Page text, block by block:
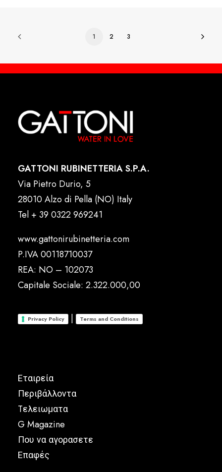
1 2 3
GATTONI RUBINETTERIA S.P.A.
Via Pietro Durio, 5
28010 Alzo di Pella (NO) Italy
Tel + 39 0322 969241
www.gattonirubinetteria.com
P.IVA 00118710037
REA: NO – 102073
Capitale Sociale: 2.322.000,00
Privacy Policy | Terms and Conditions
Εταιρεία
Περιβάλλοντα
Tελειωματα
G Magazine
Που να αγορασετε
Επαφές